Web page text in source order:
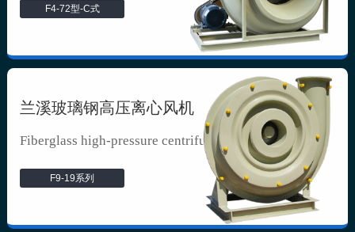
F4-72型-C式
兰溪玻璃钢高压离心风机
Fiberglass high-pressure centrifuga...
F9-19系列